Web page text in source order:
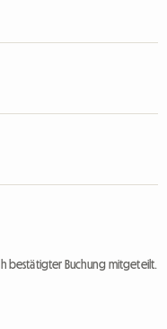
bestätigter Buchung mitgeteilt.